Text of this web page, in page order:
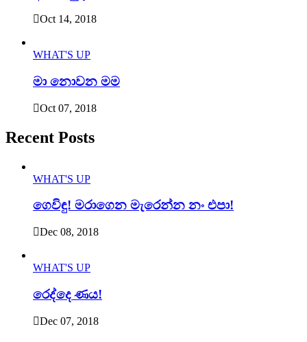
Oct 14, 2018
WHAT'S UP
මා නොවන මම
Oct 07, 2018
Recent Posts
WHAT'S UP
ගෙවිඳු! මරාගෙන මැරෙන්න නං එපා!
Dec 08, 2018
WHAT'S UP
රෙද්දෙ ණය!
Dec 07, 2018